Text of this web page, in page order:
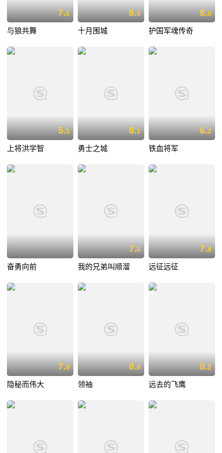
7.6
与狼共舞
8.6
十月围城
8.0
护国军魂传奇
5.5
上将洪学智
8.1
勇士之城
6.2
铁血将军
奋勇向前
7.6
我的兄弟叫顺溜
7.8
远征远征
7.9
隐秘而伟大
8.8
领袖
8.2
远去的飞鹰